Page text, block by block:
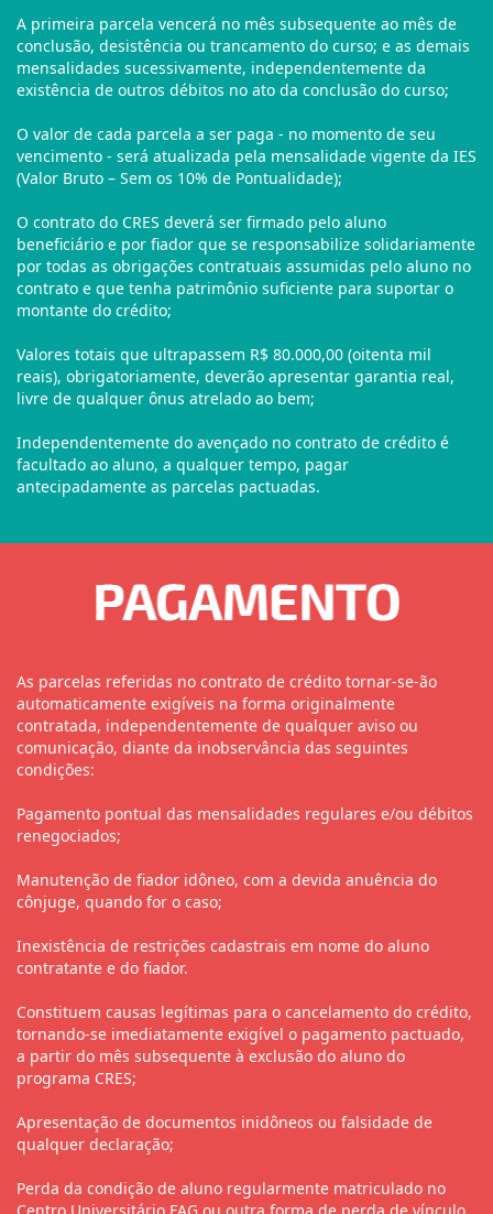
A primeira parcela vencerá no mês subsequente ao mês de
conclusão, desistência ou trancamento do curso; e as demais
mensalidades sucessivamente, independentemente da
existência de outros débitos no ato da conclusão do curso;
O valor de cada parcela a ser paga - no momento de seu
vencimento - será atualizada pela mensalidade vigente da IES
(Valor Bruto – Sem os 10% de Pontualidade);
O contrato do CRES deverá ser firmado pelo aluno
beneficiário e por fiador que se responsabilize solidariamente
por todas as obrigações contratuais assumidas pelo aluno no
contrato e que tenha patrimônio suficiente para suportar o
montante do crédito;
Valores totais que ultrapassem R$ 80.000,00 (oitenta mil
reais), obrigatoriamente, deverão apresentar garantia real,
livre de qualquer ônus atrelado ao bem;
Independentemente do avençado no contrato de crédito é
facultado ao aluno, a qualquer tempo, pagar
antecipadamente as parcelas pactuadas.
As parcelas referidas no contrato de crédito tornar-se-ão
automaticamente exigíveis na forma originalmente
contratada, independentemente de qualquer aviso ou
comunicação, diante da inobservância das seguintes
condições:
Pagamento pontual das mensalidades regulares e/ou débitos
renegociados;
Manutenção de fiador idôneo, com a devida anuência do
cônjuge, quando for o caso;
Inexistência de restrições cadastrais em nome do aluno
contratante e do fiador.
Constituem causas legítimas para o cancelamento do crédito,
tornando-se imediatamente exigível o pagamento pactuado,
a partir do mês subsequente à exclusão do aluno do
programa CRES;
Apresentação de documentos inidôneos ou falsidade de
qualquer declaração;
Perda da condição de aluno regularmente matriculado no